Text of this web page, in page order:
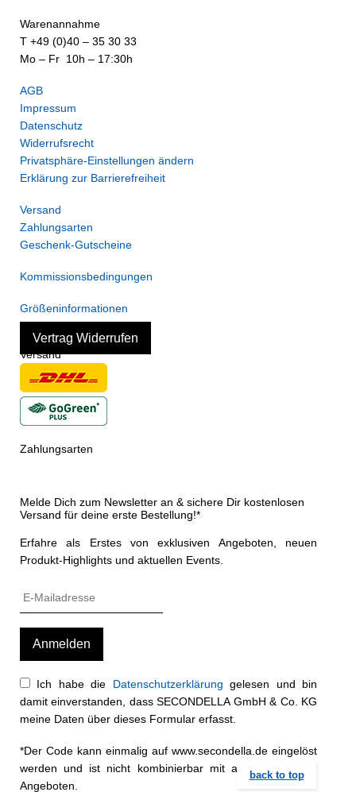
back to top
Warenannahme
T +49 (0)40 – 35 30 33
Mo – Fr 10h – 17:30h
AGB
Impressum
Datenschutz
Widerrufsrecht
Privatsphäre-Einstellungen ändern
Erklärung zur Barrierefreiheit
Versand
Zahlungsarten
Geschenk-Gutscheine
Kommissionsbedingungen
Größeninformationen
Vertrag Widerrufen
Versand
Zahlungsarten
Melde Dich zum Newsletter an & sichere Dir kostenlosen
Versand für deine erste Bestellung!*
Erfahre als Erstes von exklusiven Angeboten, neuen
Produkt-Highlights und aktuellen Events.
Ich habe die Datenschutzerklärung gelesen und bin
damit einverstanden, dass SECONDELLA GmbH & Co. KG
meine Daten über dieses Formular erfasst.
*Der Code kann einmalig auf www.secondella.de eingelöst
werden und ist nicht kombinierbar mit anderen Rabatt-
Angeboten.